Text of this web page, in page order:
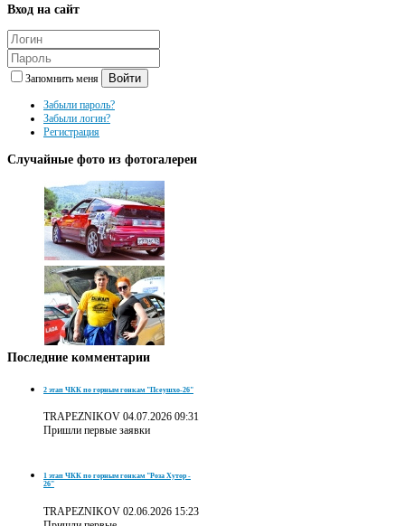
Вход на сайт
Запомнить меня Войти
Забыли пароль?
Забыли логин?
Регистрация
Случайные фото из фотогалереи
Последние комментарии
2 этап ЧКК по горным гонкам "Псеушхо-26"
TRAPEZNIKOV 04.07.2026 09:31
Пришли первые заявки
1 этап ЧКК по горным гонкам "Роза Хутор -
26"
TRAPEZNIKOV 02.06.2026 15:23